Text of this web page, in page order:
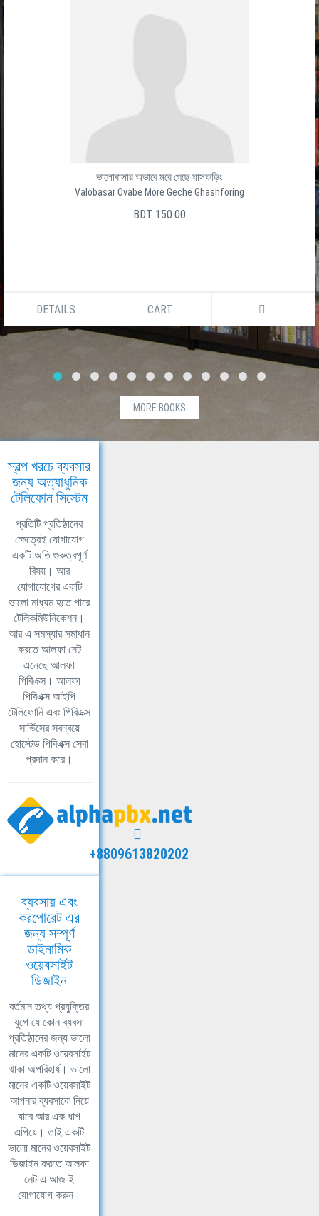
ভালোবাসার অভাবে মরে গেছে ঘাসফড়িং
Valobasar Ovabe More Geche Ghashforing
BDT 150.00
DETAILS CART
MORE BOOKS
স্বল্প খরচে ব্যবসার
জন্য অত্যাধুনিক
টেলিফোন সিস্টেম
প্রতিটি প্রতিষ্ঠানের
ক্ষেত্রেই যোগাযোগ
একটি অতি গুরুত্বপূর্ণ
বিষয়। আর
যোগাযোগের একটি
ভালো মাধ্যম হতে পারে
টেলিকমিউনিকেশন।
আর এ সমস্যার সমাধান
করতে আলফা নেট
এনেছে আলফা
পিবিএক্স। আলফা
পিবিএক্স আইপি
টেলিফোনি এবং পিবিএক্স
সার্ভিসের সবন্বয়ে
হোস্টেড পিবিএক্স সেবা
প্রদান করে।
+8809613820202
ব্যবসায় এবং
করপোরেট এর
জন্য সম্পূর্ণ
ডাইনামিক
ওয়েবসাইট
ডিজাইন
বর্তমান তথ্য প্রযুক্তির
যুগে যে কোন ব্যবসা
প্রতিষ্ঠানের জন্য ভালো
মানের একটি ওয়েবসাইট
থাকা অপরিহার্য। ভালো
মানের একটি ওয়েবসাইট
আপনার ব্যবসাকে নিয়ে
যাবে আর এক ধাপ
এগিয়ে। তাই একটি
ভালো মানের ওয়েবসাইট
ডিজাইন করতে আলফা
নেট এ আজ ই
যোগাযোগ করুন।